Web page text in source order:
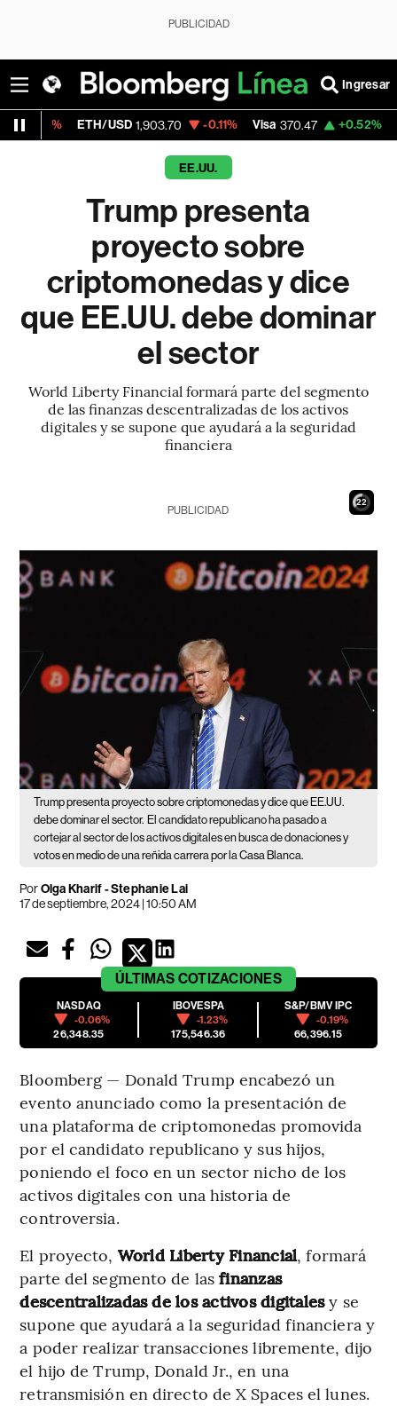
PUBLICIDAD
Ingresar
1,903.70 -0.11% Visa 370.47 +0.52% MercadoLibre
EE.UU.
Trump presenta
proyecto sobre
criptomonedas y dice
que EE.UU. debe dominar
el sector
World Liberty Financial formará parte del segmento
de las finanzas descentralizadas de los activos
digitales y se supone que ayudará a la seguridad
financiera
21
PUBLICIDAD
Trump presenta proyecto sobre criptomonedas y dice que EE.UU.
debe dominar el sector. El candidato republicano ha pasado a
cortejar al sector de los activos digitales en busca de donaciones y
votos en medio de una reñida carrera por la Casa Blanca.
PorOlga Kharif - Stephanie Lai
17 de septiembre, 2024 | 10:50 AM
ÚLTIMAS COTIZACIONES
NASDAQ
-0.06%
26,348.35
IBOVESPA
-1.23%
175,546.36
S&P/BMV IPC
-0.19%
66,396.15
Bloomberg — Donald Trump encabezó un
evento anunciado como la presentación de
una plataforma de criptomonedas promovida
por el candidato republicano y sus hijos,
poniendo el foco en un sector nicho de los
activos digitales con una historia de
controversia.
El proyecto, World Liberty Financial, formará
parte del segmento de lasfinanzas
descentralizadas de los activos digitalesy se
supone que ayudará a la seguridad financiera y
a poder realizar transacciones libremente, dijo
el hijo de Trump, Donald Jr., en una
retransmisión en directo de X Spaces el lunes.